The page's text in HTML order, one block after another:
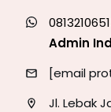
Admin
[email
Jl. Lebak